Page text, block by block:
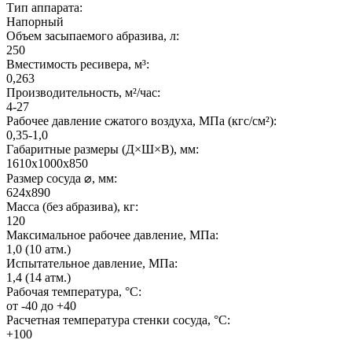
Тип аппарата:
Напорный
Объем засыпаемого абразива, л:
250
Вместимость ресивера, м³:
0,263
Производительность, м²/час:
4-27
Рабочее давление сжатого воздуха, МПа (кгс/см²):
0,35-1,0
Габаритные размеры (Д×Ш×В), мм:
1610х1000х850
Размер сосуда ⌀, мм:
624х890
Масса (без абразива), кг:
120
Максимальное рабочее давление, МПа:
1,0 (10 атм.)
Испытательное давление, МПа:
1,4 (14 атм.)
Рабочая температура, °C:
от -40 до +40
Расчетная температура стенки сосуда, °C:
+100